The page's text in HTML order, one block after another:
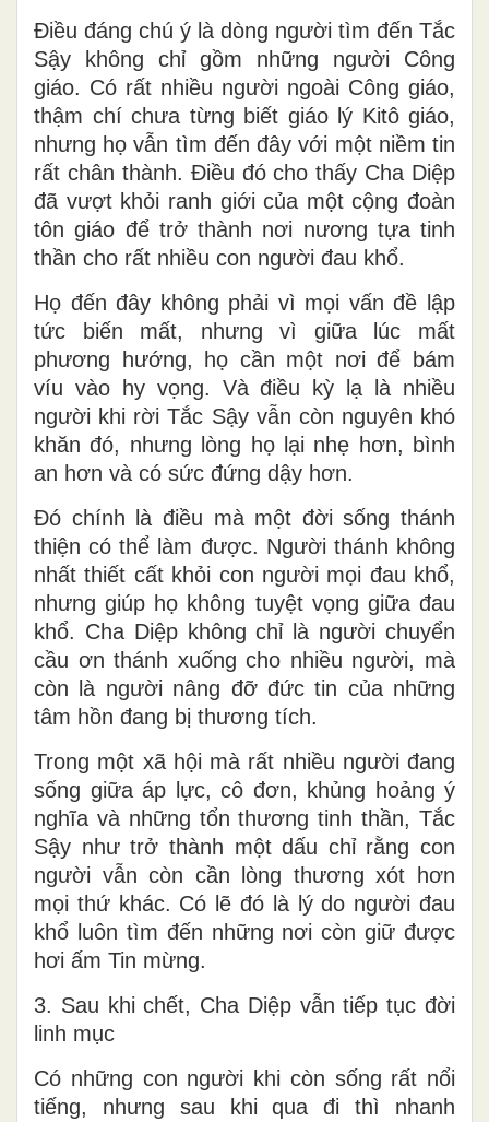
Điều đáng chú ý là dòng người tìm đến Tắc
Sậy không chỉ gồm những người Công
giáo. Có rất nhiều người ngoài Công giáo,
thậm chí chưa từng biết giáo lý Kitô giáo,
nhưng họ vẫn tìm đến đây với một niềm tin
rất chân thành. Điều đó cho thấy Cha Diệp
đã vượt khỏi ranh giới của một cộng đoàn
tôn giáo để trở thành nơi nương tựa tinh
thần cho rất nhiều con người đau khổ.
Họ đến đây không phải vì mọi vấn đề lập
tức biến mất, nhưng vì giữa lúc mất
phương hướng, họ cần một nơi để bám
víu vào hy vọng. Và điều kỳ lạ là nhiều
người khi rời Tắc Sậy vẫn còn nguyên khó
khăn đó, nhưng lòng họ lại nhẹ hơn, bình
an hơn và có sức đứng dậy hơn.
Đó chính là điều mà một đời sống thánh
thiện có thể làm được. Người thánh không
nhất thiết cất khỏi con người mọi đau khổ,
nhưng giúp họ không tuyệt vọng giữa đau
khổ. Cha Diệp không chỉ là người chuyển
cầu ơn thánh xuống cho nhiều người, mà
còn là người nâng đỡ đức tin của những
tâm hồn đang bị thương tích.
Trong một xã hội mà rất nhiều người đang
sống giữa áp lực, cô đơn, khủng hoảng ý
nghĩa và những tổn thương tinh thần, Tắc
Sậy như trở thành một dấu chỉ rằng con
người vẫn còn cần lòng thương xót hơn
mọi thứ khác. Có lẽ đó là lý do người đau
khổ luôn tìm đến những nơi còn giữ được
hơi ấm Tin mừng.
3. Sau khi chết, Cha Diệp vẫn tiếp tục đời
linh mục
Có những con người khi còn sống rất nổi
tiếng, nhưng sau khi qua đi thì nhanh